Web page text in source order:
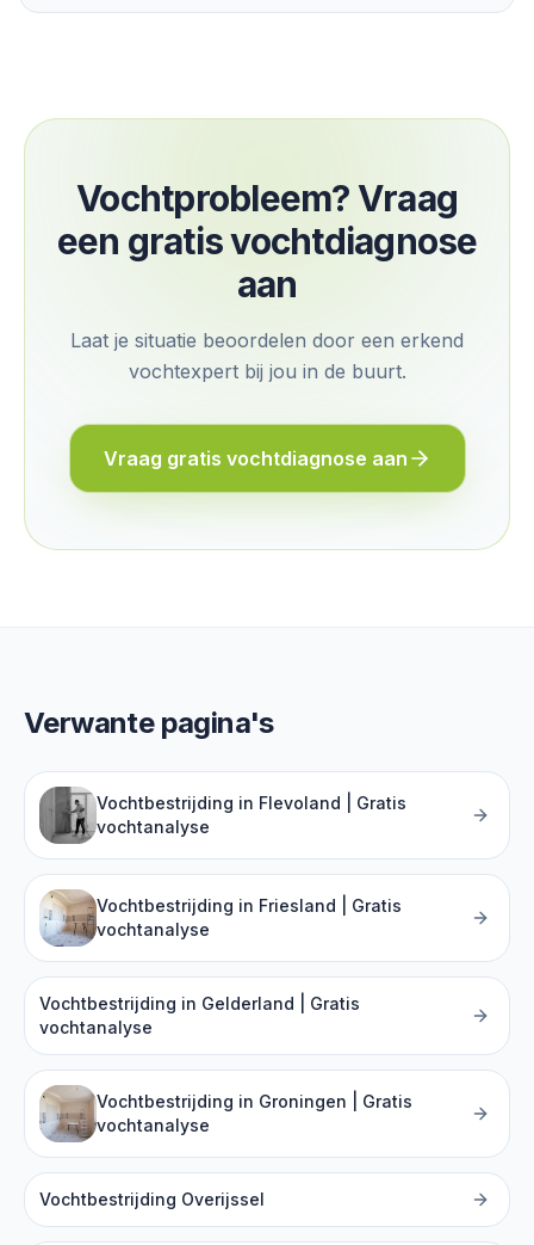
Vochtprobleem? Vraag
een gratis vochtdiagnose
aan
Laat je situatie beoordelen door een erkend
vochtexpert bij jou in de buurt.
Vraag gratis vochtdiagnose aan
Verwante pagina's
Vochtbestrijding in Flevoland | Gratis
vochtanalyse
Vochtbestrijding in Friesland | Gratis
vochtanalyse
Vochtbestrijding in Gelderland | Gratis
vochtanalyse
Vochtbestrijding in Groningen | Gratis
vochtanalyse
Vochtbestrijding Overijssel